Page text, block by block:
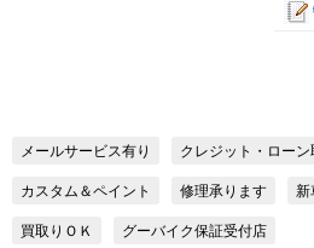
メールサービス有り クレジット・ローン
カスタム＆ペイント 修理承ります 新
買取りＯＫ グーバイク保証受付店